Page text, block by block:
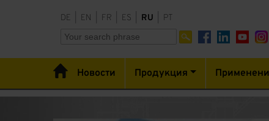
DE EN FR ES RU PT
Новости Продукция